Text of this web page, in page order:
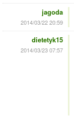
jagoda
2014/03/22 20:59
dietetyk15
2014/03/23 07:57